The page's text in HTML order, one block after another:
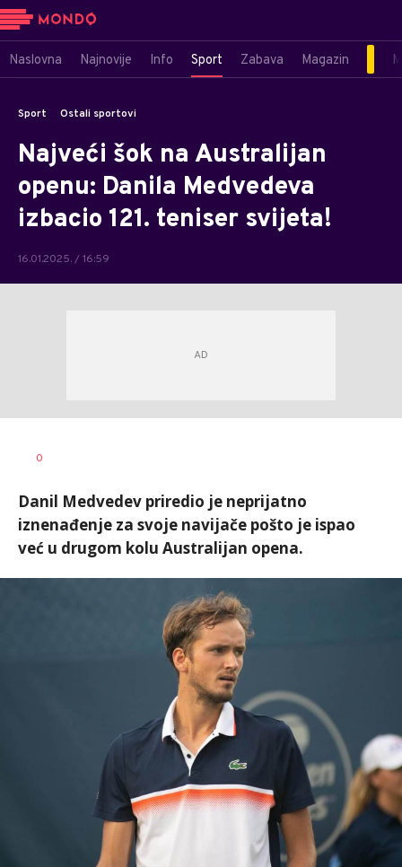
Naslovna Najnovije Info Sport Zabava Magazin
Sport Ostali sportovi
Najveći šok na Australijan
openu: Danila Medvedeva
izbacio 121. teniser svijeta!
16.01.2025. / 16:59
AUTOR
0
Danil Medvedev priredio je neprijatno
iznenađenje za svoje navijače pošto je ispao
već u drugom kolu Australijan opena.